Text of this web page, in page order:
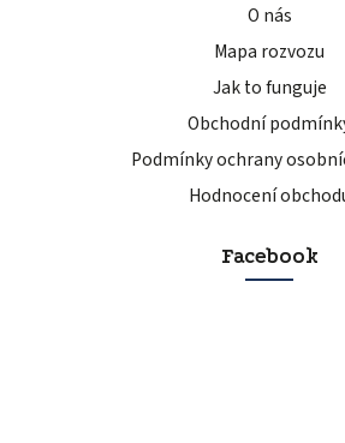
O nás
Mapa rozvozu
Jak to funguje
Obchodní
Podmínky ochrany
Hodnocení
Facebook